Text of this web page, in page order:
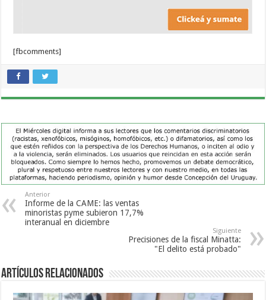
[fbcomments]
Anterior
Informe de la CAME: las ventas
minoristas pyme subieron 17,7%
interanual en diciembre
Siguiente
Precisiones de la fiscal Minatta:
"El delito está probado"
Artículos Relacionados